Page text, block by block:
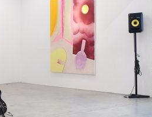
encore, comment l’artiste l’a
de lui trouver un sens ou une
pratique comme routine), par plaisir
universalisé, identique
à Bruxelles, pour signifier
par tracé avec un sens très
quoiqu’en traçant une voie singulière.